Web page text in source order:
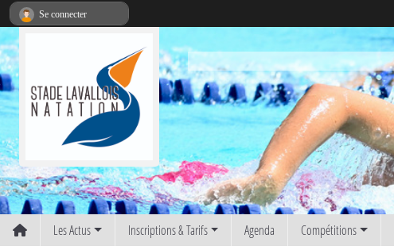
Les Actus Inscriptions & Tarifs Agenda Compétitions
Se connecter
Panneau de gestion des cookies